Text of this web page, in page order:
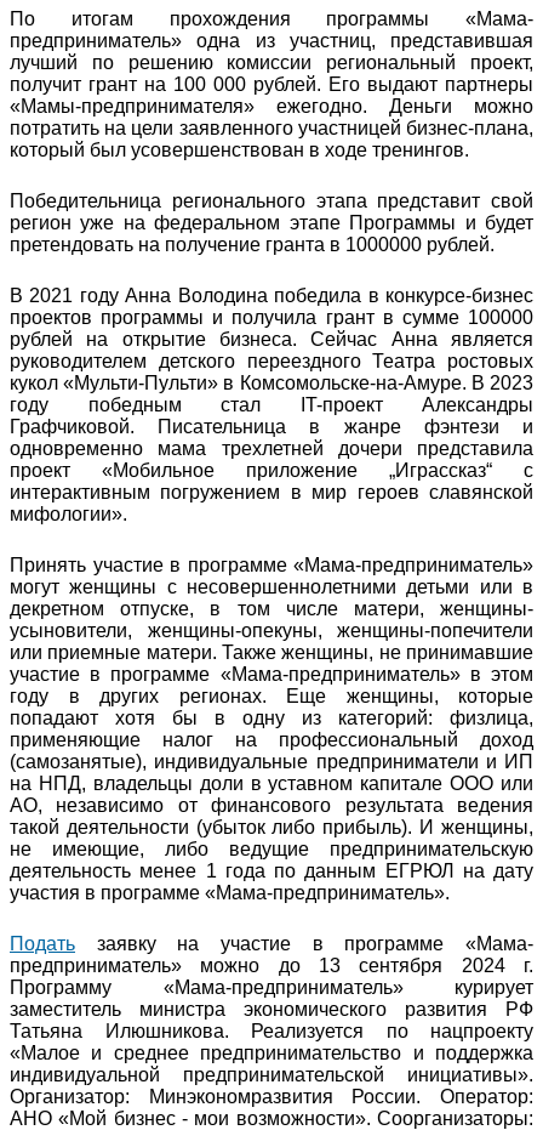
По итогам прохождения программы «Мама-
предприниматель» одна из участниц, представившая
лучший по решению комиссии региональный проект,
получит грант на 100 000 рублей. Его выдают партнеры
«Мамы-предпринимателя» ежегодно. Деньги можно
потратить на цели заявленного участницей бизнес-плана,
который был усовершенствован в ходе тренингов.
Победительница регионального этапа представит свой
регион уже на федеральном этапе Программы и будет
претендовать на получение гранта в 1000000 рублей.
В 2021 году Анна Володина победила в конкурсе-бизнес
проектов программы и получила грант в сумме 100000
рублей на открытие бизнеса. Сейчас Анна является
руководителем детского переездного Театра ростовых
кукол «Мульти-Пульти» в Комсомольске-на-Амуре. В 2023
году победным стал IT-проект Александры
Графчиковой. Писательница в жанре фэнтези и
одновременно мама трехлетней дочери представила
проект «Мобильное приложение „Играссказ“ с
интерактивным погружением в мир героев славянской
мифологии».
Принять участие в программе «Мама-предприниматель»
могут женщины с несовершеннолетними детьми или в
декретном отпуске, в том числе матери, женщины-
усыновители, женщины-опекуны, женщины-попечители
или приемные матери. Также женщины, не принимавшие
участие в программе «Мама-предприниматель» в этом
году в других регионах. Еще женщины, которые
попадают хотя бы в одну из категорий: физлица,
применяющие налог на профессиональный доход
(самозанятые), индивидуальные предприниматели и ИП
на НПД, владельцы доли в уставном капитале ООО или
АО, независимо от финансового результата ведения
такой деятельности (убыток либо прибыль). И женщины,
не имеющие, либо ведущие предпринимательскую
деятельность менее 1 года по данным ЕГРЮЛ на дату
участия в программе «Мама-предприниматель».
Подать заявку на участие в программе «Мама-
предприниматель» можно до 13 сентября 2024 г.
Программу «Мама-предприниматель» курирует
заместитель министра экономического развития РФ
Татьяна Илюшникова. Реализуется по нацпроекту
«Малое и среднее предпринимательство и поддержка
индивидуальной предпринимательской инициативы».
Организатор: Минэкономразвития России. Оператор:
АНО «Мой бизнес - мои возможности». Соорганизаторы: